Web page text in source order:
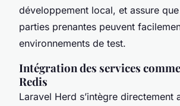
développement local, et assure
parties prenantes peuvent
environnements de test.
Intégration des services
Redis
Laravel Herd s’intègre directement